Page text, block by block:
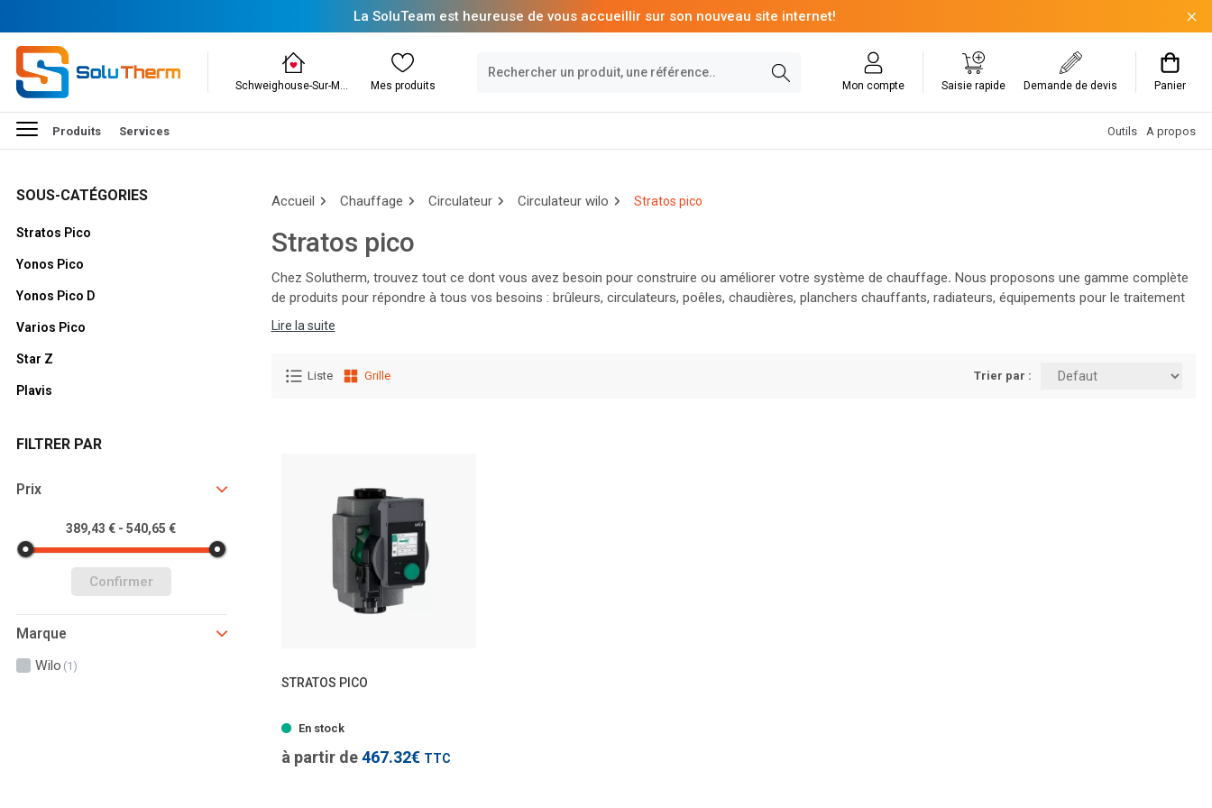
La SoluTeam est heureuse de vous accueillir sur son nouveau site internet!
Schweighouse-Sur-Moder Mes produits Mon compte Saisie rapide Demande de devis Panier
Produits Services Outils A propos
SOUS-CATÉGORIES
Stratos Pico
Yonos Pico
Yonos Pico D
Varios Pico
Star Z
Plavis
FILTRER PAR
Prix
389,43 € - 540,65 €
Confirmer
Marque
Wilo (1)
Accueil Chauffage Circulateur Circulateur wilo Stratos pico
Stratos pico
Chez Solutherm, trouvez tout ce dont vous avez besoin pour construire ou améliorer votre système de chauffage. Nous proposons une gamme complète
de produits pour répondre à tous vos besoins : brûleurs, circulateurs, poêles, chaudières, planchers chauffants, radiateurs, équipements pour le traitement
des condensats, ballons d’eau chaude et bien plus encore. Que vous soyez professionnel ou particulier, nos solutions de qualité allient performance et
durabilité pour garantir votre confort thermique.
Lire la suite
Liste Grille Trier par :
STRATOS PICO
En stock
à partir de467.32€ TTC